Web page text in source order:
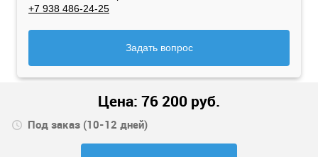
+7 938 486-24-25
Задать вопрос
Цена: 76 200 руб.
Под заказ (10-12 дней)